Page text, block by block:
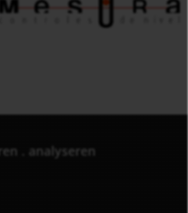
. analyseren